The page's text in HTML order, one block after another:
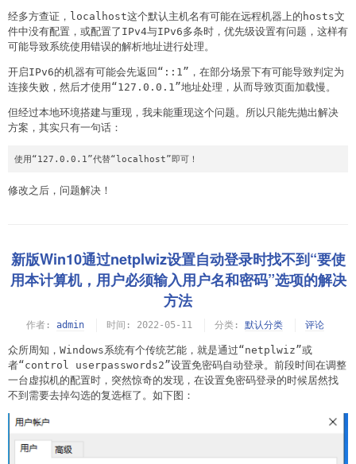
经多方查证，localhost这个默认主机名有可能在远程机器上的hosts文
件中没有配置，或配置了IPv4与IPv6多条时，优先级设置有问题，这样有
可能导致系统使用错误的解析地址进行处理。
开启IPv6的机器有可能会先返回“::1”，在部分场景下有可能导致判定为
连接失败，然后才使用“127.0.0.1”地址处理，从而导致页面加载慢。
但经过本地环境搭建与重现，我未能重现这个问题。所以只能先抛出解决
方案，其实只有一句话：
使用“127.0.0.1”代替“localhost”即可！
修改之后，问题解决！
新版Win10通过netplwiz设置自动登录时找不到“要使
用本计算机，用户必须输入用户名和密码”选项的解决
方法
作者: admin 时间: 2022-05-11 分类: 默认分类 评论
众所周知，Windows系统有个传统艺能，就是通过“netplwiz”或
者“control userpasswords2”设置免密码自动登录。前段时间在调整
一台虚拟机的配置时，突然惊奇的发现，在设置免密码登录的时候居然找
不到需要去掉勾选的复选框了。如下图：